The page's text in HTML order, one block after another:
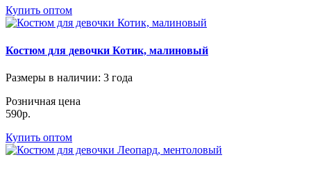
Купить оптом
Костюм для девочки Котик, малиновый
Размеры в наличии: 3 года
Розничная цена
590р.
Купить оптом